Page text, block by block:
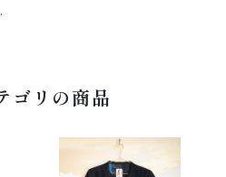
ゴリの商品